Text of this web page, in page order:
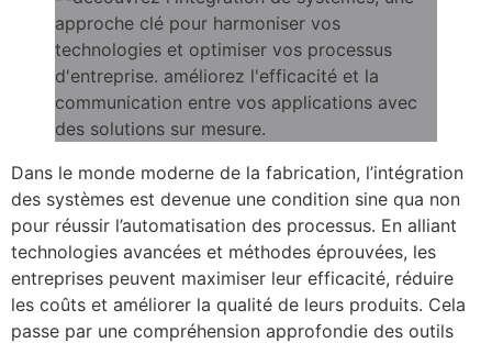
Dans le monde moderne de la fabrication, l’intégration
des systèmes est devenue une condition sine qua non
pour réussir l’automatisation des processus. En alliant
technologies avancées et méthodes éprouvées, les
entreprises peuvent maximiser leur efficacité, réduire
les coûts et améliorer la qualité de leurs produits. Cela
passe par une compréhension approfondie des outils